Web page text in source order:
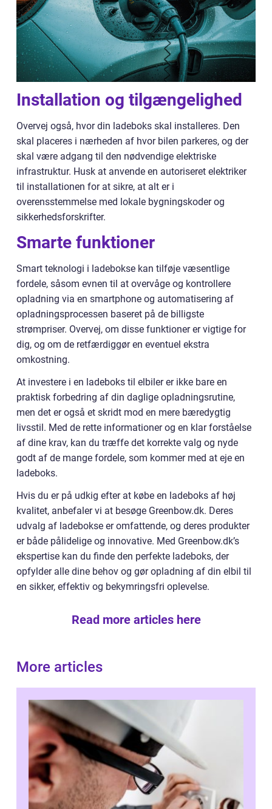
Installation og tilgængelighed
Overvej også, hvor din ladeboks skal installeres. Den
skal placeres i nærheden af hvor bilen parkeres, og der
skal være adgang til den nødvendige elektriske
infrastruktur. Husk at anvende en autoriseret elektriker
til installationen for at sikre, at alt er i
overensstemmelse med lokale bygningskoder og
sikkerhedsforskrifter.
Smarte funktioner
Smart teknologi i ladebokse kan tilføje væsentlige
fordele, såsom evnen til at overvåge og kontrollere
opladning via en smartphone og automatisering af
opladningsprocessen baseret på de billigste
strømpriser. Overvej, om disse funktioner er vigtige for
dig, og om de retfærdiggør en eventuel ekstra
omkostning.
At investere i en ladeboks til elbiler er ikke bare en
praktisk forbedring af din daglige opladningsrutine,
men det er også et skridt mod en mere bæredygtig
livsstil. Med de rette informationer og en klar forståelse
af dine krav, kan du træffe det korrekte valg og nyde
godt af de mange fordele, som kommer med at eje en
ladeboks.
Hvis du er på udkig efter at købe en ladeboks af høj
kvalitet, anbefaler vi at besøge Greenbow.dk. Deres
udvalg af ladebokse er omfattende, og deres produkter
er både pålidelige og innovative. Med Greenbow.dk’s
ekspertise kan du finde den perfekte ladeboks, der
opfylder alle dine behov og gør opladning af din elbil til
en sikker, effektiv og bekymringsfri oplevelse.
Read more articles here
More articles